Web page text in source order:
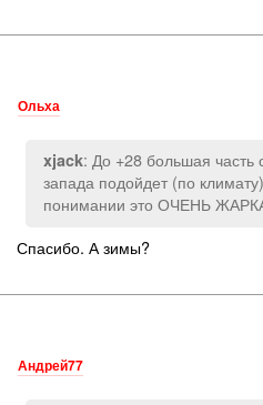
Ольха
xjack: До +28 большая часть
запада подойдет (по
понимании это ОЧЕНЬ
Спасибо. А зимы?
Андрей77